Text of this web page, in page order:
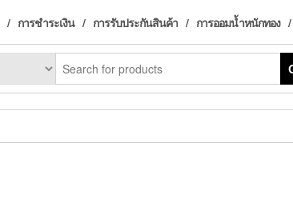
การชำระเงิน การรับประกันสินค้า การออมน้ำหนักทอง